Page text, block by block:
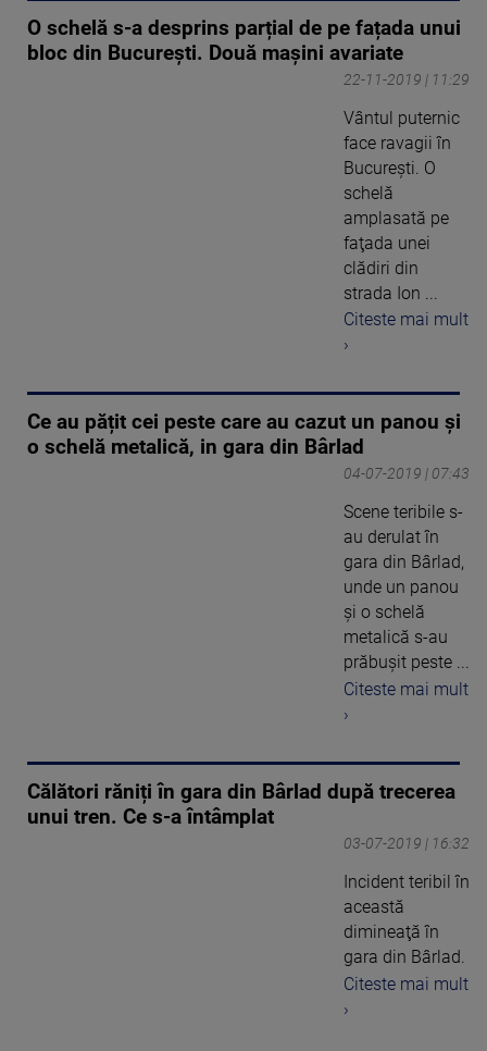
O schelă s-a desprins parțial de pe fațada unui
bloc din București. Două mașini avariate
22-11-2019 | 11:29
Vântul puternic
face ravagii în
București. O
schelă
amplasată pe
faţada unei
clădiri din
strada Ion ...
Citeste mai mult
›
Ce au pățit cei peste care au cazut un panou și
o schelă metalică, in gara din Bârlad
04-07-2019 | 07:43
Scene teribile s-
au derulat în
gara din Bârlad,
unde un panou
și o schelă
metalică s-au
prăbușit peste ...
Citeste mai mult
›
Călători răniți în gara din Bârlad după trecerea
unui tren. Ce s-a întâmplat
03-07-2019 | 16:32
Incident teribil în
această
dimineaţă în
gara din Bârlad.
Citeste mai mult
›